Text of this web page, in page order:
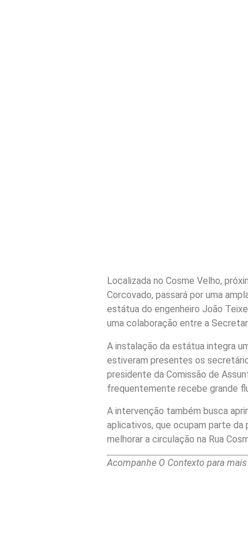
Localizada no Cosme Velho,
Corcovado, passará por uma
estátua do engenheiro João
uma colaboração entre a
A instalação da estátua integra
estiveram presentes os
presidente da Comissão de
frequentemente recebe grande
A intervenção também busca
aplicativos, que ocupam parte da
melhorar a circulação na Rua
Acompanhe O Contexto para